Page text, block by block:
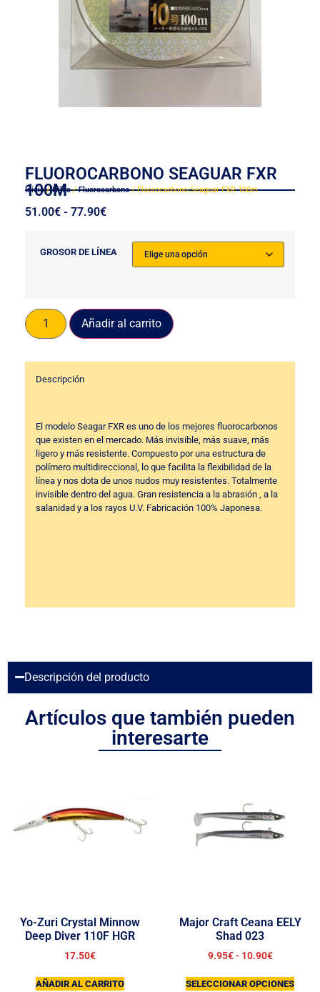
FLUOROCARBONO SEAGUAR FXR
100M
Inicio/Hilos/Fluorocarbono/ Fluorocarbono Seaguar FXR 100m
51.00€ - 77.90€
GROSOR DE LÍNEA
Añadir al carrito
Descripción
El modelo Seagar FXR es uno de los mejores fluorocarbonos
que existen en el mercado. Más invisible, más suave, más
ligero y más resistente. Compuesto por una estructura de
polímero multidireccional, lo que facilita la flexibilidad de la
línea y nos dota de unos nudos muy resistentes. Totalmente
invisible dentro del agua. Gran resistencia a la abrasión , a la
salanidad y a los rayos U.V. Fabricación 100% Japonesa.
Descripción del producto
Artículos que también pueden
interesarte
Yo-Zuri Crystal Minnow
Deep Diver 110F HGR
17.50€
AÑADIR AL CARRITO
Major Craft Ceana EELY
Shad 023
9.95€ - 10.90€
SELECCIONAR OPCIONES